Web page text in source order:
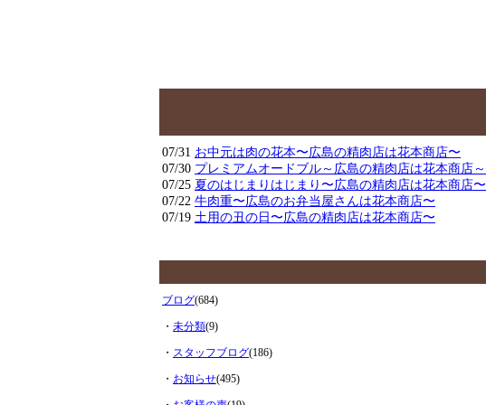
07/31 お中元は肉の花本〜広島の精肉店は花本商店〜
07/30 プレミアムオードブル～広島の精肉店は花本商店～
07/25 夏のはじまりはじまり〜広島の精肉店は花本商店〜
07/22 牛肉重〜広島のお弁当屋さんは花本商店〜
07/19 土用の丑の日〜広島の精肉店は花本商店〜
ブログ(684)
・ 未分類(9)
・ スタッフブログ(186)
・ お知らせ(495)